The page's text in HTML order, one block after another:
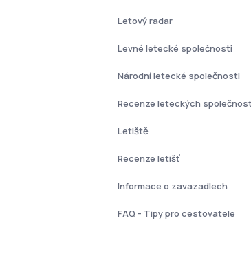
Letový radar
Levné letecké společnosti
Národní letecké společnosti
Recenze leteckých
Letiště
Recenze letišť
Informace o zavazadlech
FAQ - Tipy pro cestovatele